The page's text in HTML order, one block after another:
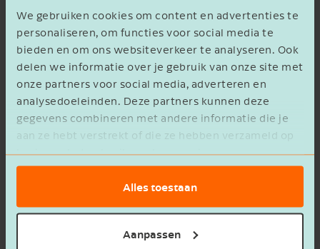
We gebruiken cookies om content en advertenties te
personaliseren, om functies voor social media te
bieden en om ons websiteverkeer te analyseren. Ook
delen we informatie over je gebruik van onze site met
onze partners voor social media, adverteren en
analysedoeleinden. Deze partners kunnen deze
gegevens combineren met andere informatie die je
aan ze hebt verstrekt of die ze hebben verzameld op
basis van het gebruik van hun services.
Alles toestaan
Aanpassen
HR partnership
Vragen? Stel ze!